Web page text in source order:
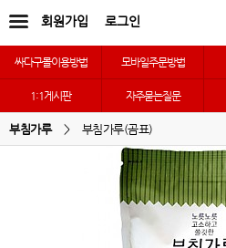
회원가입 로그인
싸다구몰이용방법 모바일주문방법
1:1게시판 자주묻는질문
부침가루 > 부침가루(곰표)